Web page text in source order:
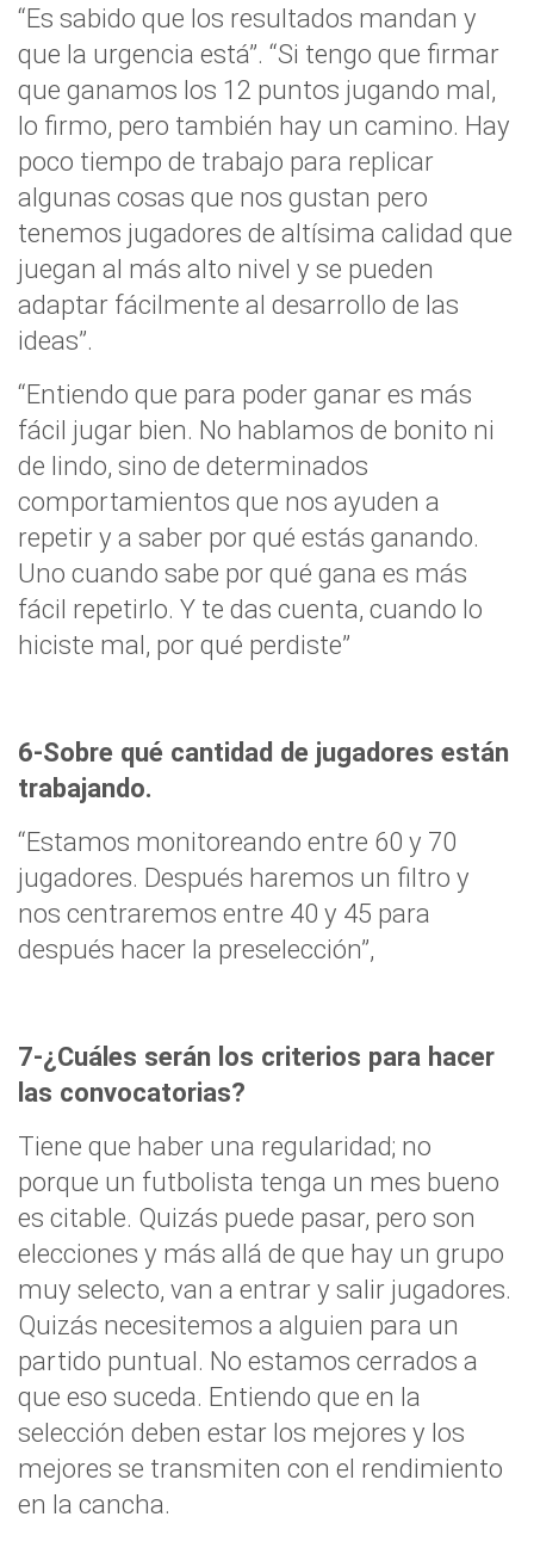
“Es sabido que los resultados mandan y
que la urgencia está”. “Si tengo que firmar
que ganamos los 12 puntos jugando mal,
lo firmo, pero también hay un camino. Hay
poco tiempo de trabajo para replicar
algunas cosas que nos gustan pero
tenemos jugadores de altísima calidad que
juegan al más alto nivel y se pueden
adaptar fácilmente al desarrollo de las
ideas”.
“Entiendo que para poder ganar es más
fácil jugar bien. No hablamos de bonito ni
de lindo, sino de determinados
comportamientos que nos ayuden a
repetir y a saber por qué estás ganando.
Uno cuando sabe por qué gana es más
fácil repetirlo. Y te das cuenta, cuando lo
hiciste mal, por qué perdiste”
6-Sobre qué cantidad de jugadores están
trabajando.
“Estamos monitoreando entre 60 y 70
jugadores. Después haremos un filtro y
nos centraremos entre 40 y 45 para
después hacer la preselección”,
7-¿Cuáles serán los criterios para hacer
las convocatorias?
Tiene que haber una regularidad; no
porque un futbolista tenga un mes bueno
es citable. Quizás puede pasar, pero son
elecciones y más allá de que hay un grupo
muy selecto, van a entrar y salir jugadores.
Quizás necesitemos a alguien para un
partido puntual. No estamos cerrados a
que eso suceda. Entiendo que en la
selección deben estar los mejores y los
mejores se transmiten con el rendimiento
en la cancha.